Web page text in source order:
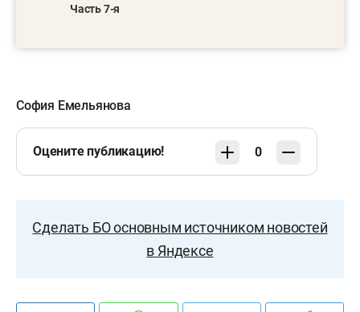
Часть 7-я
София Емельянова
Оцените публикацию! 0
Сделать БО основным источником новостей
в Яндексе